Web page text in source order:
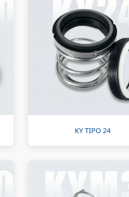
KY TIPO 24